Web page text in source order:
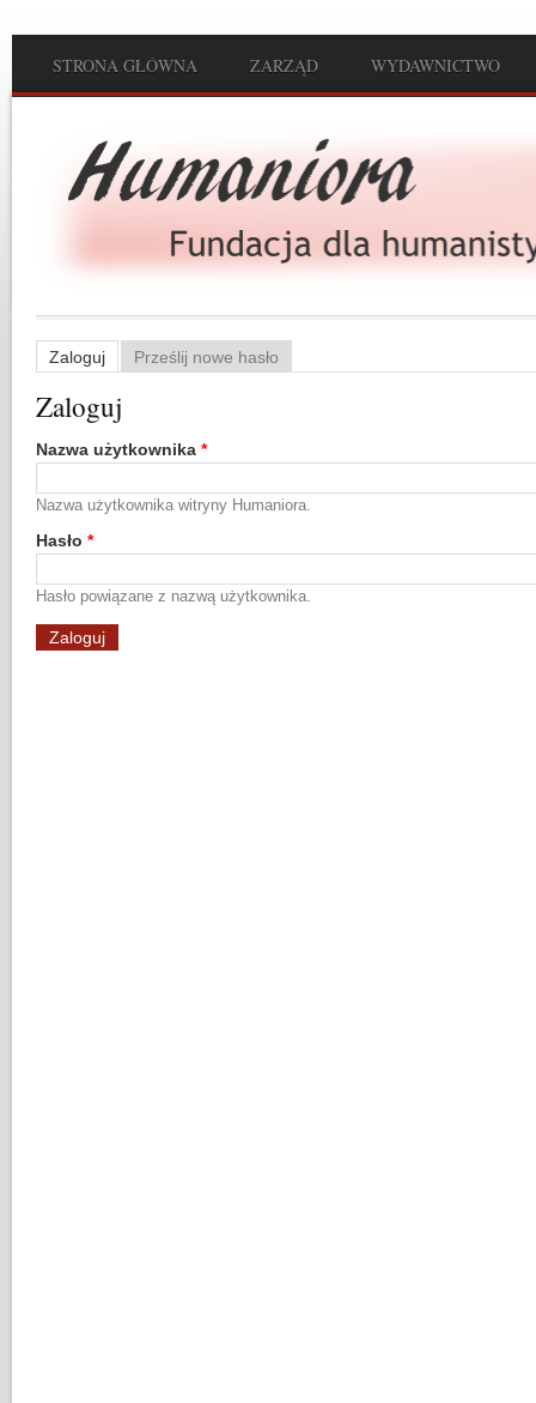
Main menu
STRONA GŁÓWNA ZARZĄD WYDAWNICTWO
Karty podstawowe
Zaloguj (aktywna karta)
Prześlij nowe hasło
Zaloguj
Nazwa użytkownika *
Nazwa użytkownika witryny Humaniora.
Hasło *
Hasło powiązane z nazwą użytkownika.